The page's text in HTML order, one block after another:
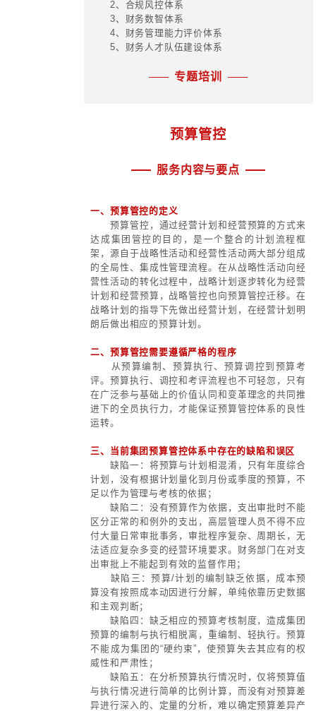
5、母子公司分权界面与核决权限
6、财务管控制度与流程设计
7、财务管控环境平台设计与实施
专题培训
国资委《指导意见》提出的世界一流
可以概括为“1455”，即“围绕一个目标
变革”、“强化五项职能”、“完善五大体
一、围绕一个目标
二、推动四个变革
1、理念变革
2、组织变革
3、机制变革
4、功能手段变革
三、强化五项职能
1、核算报告
2、资金管理
3、成本控制
4、税务管理
5、资本运作
四、完善五大体系
1、全面预算管理体系
2、合规风控体系
3、财务数智体系
4、财务管理能力评价体系
5、财务人才队伍建设体系